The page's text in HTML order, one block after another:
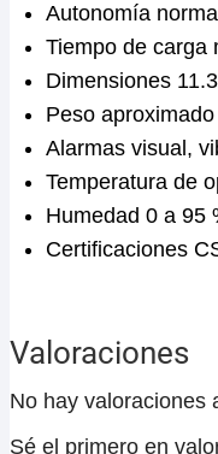
Autonomía
Tiempo de carga
Dimensiones
Peso
Alarmas visual,
Temperatura de
Humedad 0 a 95
Certificaciones
Valoraciones
No hay valoraciones
Sé el primero en